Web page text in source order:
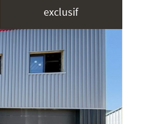
exclusif